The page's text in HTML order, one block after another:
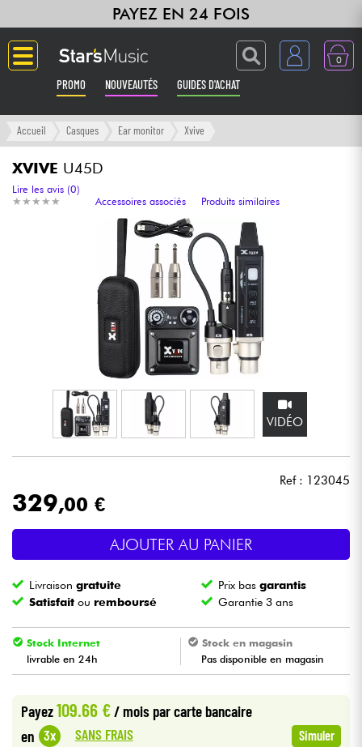
PAYEZ EN 24 FOIS
0
PROMO NOUVEAUTÉS GUIDES D'ACHAT
Langue
Guitares & Basses
Amplis & Effets
Claviers & Pianos
Synthés & Sampleurs
Home Studio
Casques
Micros & HF
Sono
Batteries & Percu
Violons & Quatuor
Accueil Casques Ear monitor Xvive
XVIVE U45D
★ ★ ★ ★ ★
★ ★ ★ ★ ★
Lire les avis (0)
Accessoires associés
Produits similaires
VIDÉO
Ref : 123045
329,00 €
AJOUTER AU PANIER
Livraisongratuite Prix basgarantis
Satisfait ou remboursé Garantie 3 ans
Stock Internet
livrable en 24h
Stock en magasin
Pas disponible en magasin
Payez109.66 €/ mois par carte bancaire
en 3x SANS FRAIS Simuler